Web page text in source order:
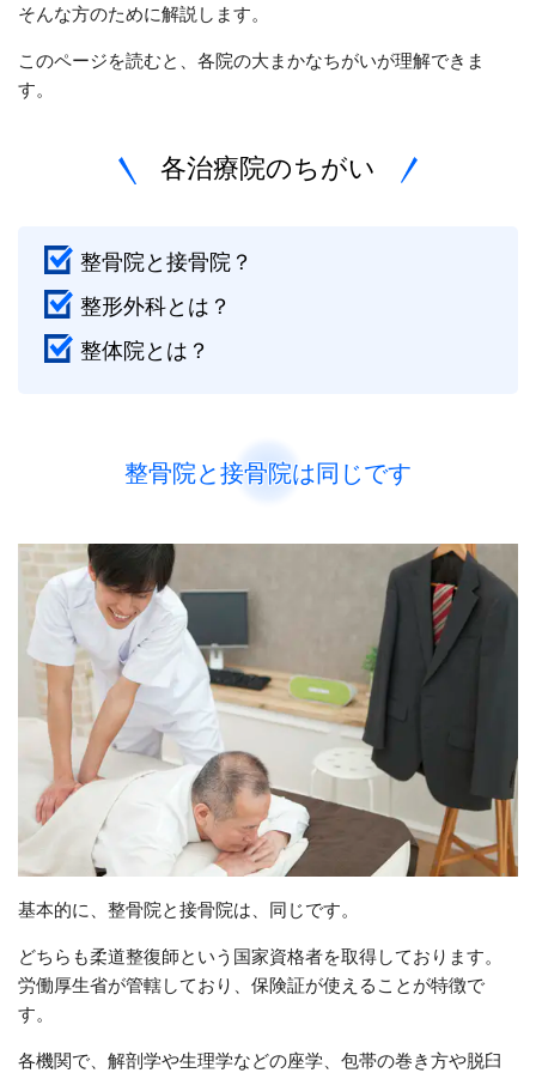
そんな方のために解説します。
このページを読むと、各院の大まかなちがいが理解できま
す。
各治療院のちがい
整骨院と接骨院？
整形外科とは？
整体院とは？
整骨院と接骨院は同じです
基本的に、整骨院と接骨院は、同じです。
どちらも柔道整復師という国家資格者を取得しております。
労働厚生省が管轄しており、保険証が使えることが特徴で
す。
各機関で、解剖学や生理学などの座学、包帯の巻き方や脱臼